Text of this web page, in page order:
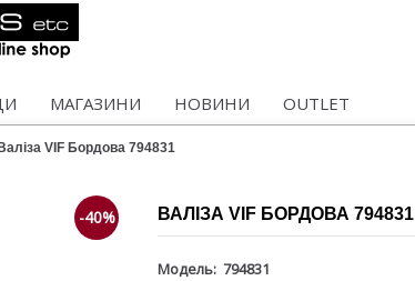
МАГАЗИНИ НОВИНИ OUTLET
VIF Бордова 794831
-40% ВАЛІЗА VIF БОРДОВА 794831
Модель: 794831